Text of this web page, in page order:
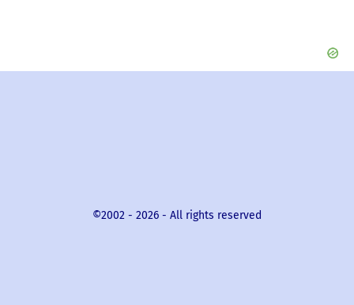
©2002 - 2026 - All rights reserved